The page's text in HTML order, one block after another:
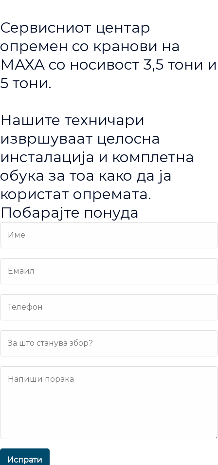
Сервисниот центар
опремен со кранови на
МАХА со носивост 3,5 тони и
5 тони.
Нашите техничари
извршуваат целосна
инсталација и комплетна
обука за тоа како да ја
користат опремата.
Побарајте понуда
Испрати